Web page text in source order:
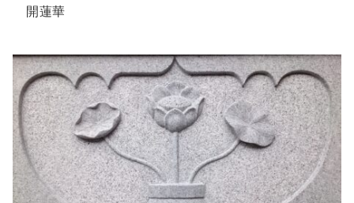
開蓮華